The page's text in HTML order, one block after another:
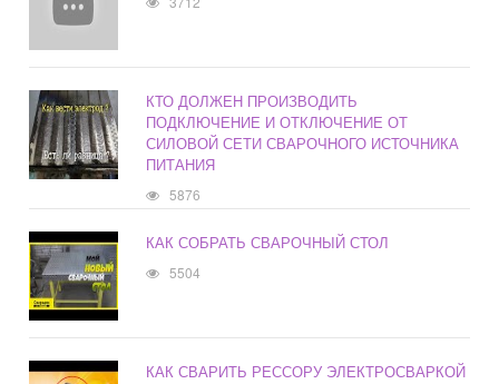
КТО ДОЛЖЕН ПРОИЗВОДИТЬ
ПОДКЛЮЧЕНИЕ И ОТКЛЮЧЕНИЕ ОТ
СИЛОВОЙ СЕТИ СВАРОЧНОГО ИСТОЧНИКА
ПИТАНИЯ
5876
КАК СОБРАТЬ СВАРОЧНЫЙ СТОЛ
5504
КАК СВАРИТЬ РЕССОРУ ЭЛЕКТРОСВАРКОЙ